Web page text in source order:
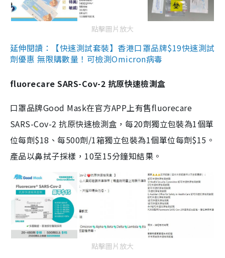
點擊圖片放大
延伸閱讀：【快速測試套裝】香港口罩品牌$19快速測試
劑優惠 無限購數量！可檢測Omicron病毒
fluorecare SARS-Cov-2 抗原快速檢測盒
口罩品牌Good Mask在官方APP上有售fluorecare
SARS-Cov-2 抗原快速檢測盒，每20劑獨立包裝為1個單
位每劑$18、每500劑/1箱獨立包裝為1個單位每劑$15。
產品以鼻拭子採樣，10至15分鐘知結果。
點擊圖片放大